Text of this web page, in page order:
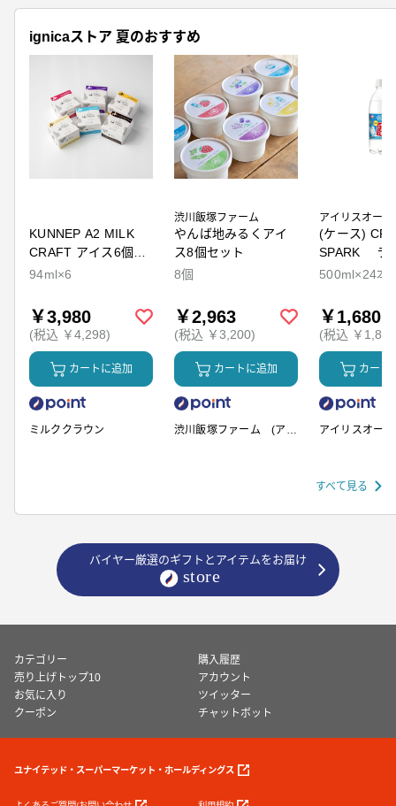
ignicaストア 夏のおすすめ
KUNNEP A2 MILK
CRAFT アイス6個セ
ット
94ml×6
￥3,980
(税込 ￥4,298)
カートに追加
ミルククラウン
渋川飯塚ファーム
やんば地みるくアイ
ス8個セット
8個
￥2,963
(税込 ￥3,200)
カートに追加
渋川飯塚ファーム (アイ
アイリスオーヤ
(ケース)
SPARK ラ
500ml×24本
￥1,680
(税込 ￥
カート
アイリスオー
すべて見る
バイヤー厳選のギフトとアイテムをお届け
カテゴリー
購入履歴
売り上げトップ10
アカウント
お気に入り
ツイッター
クーポン
チャットボット
ユナイテッド・スーパーマーケット・ホールディングス